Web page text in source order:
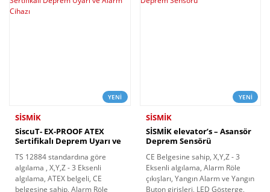
YENİ
SİSMİK
SiscuT- EX-PROOF ATEX
Sertifikalı Deprem Uyarı ve
TS 12884 standardına göre
algılama , X,Y,Z - 3 Eksenli
algılama, ATEX belgeli, CE
belgesine sahip, Alarm Röle
YENİ
SİSMİK
SİSMİK elevator’s – Asansör
Deprem Sensörü
CE Belgesine sahip, X,Y,Z - 3
Eksenli algılama, Alarm Röle
çıkışları, Yangın Alarm ve Yangın
Buton girişleri, LED Gösterge,